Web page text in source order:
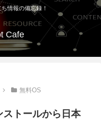
情報の備忘録！
Cafe
無料OS
トールから日本